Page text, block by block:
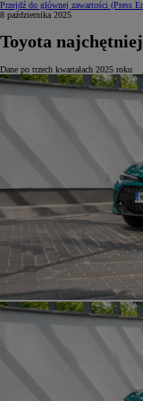
Przejdź do głównej zawartości (Press
8 października 2025
Toyota
Dane po trzech kwartałach 2025 roku